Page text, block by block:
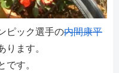
ピック選手の内間康平
ります。
です。